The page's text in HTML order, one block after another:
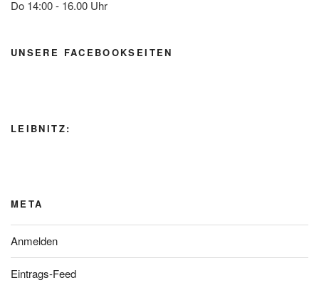
Do 14:00 - 16.00 Uhr
UNSERE FACEBOOKSEITEN
LEIBNITZ:
META
Anmelden
Eintrags-Feed